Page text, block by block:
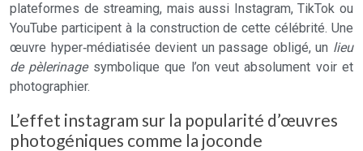
plateformes de streaming, mais aussi Instagram, TikTok ou
YouTube participent à la construction de cette célébrité. Une
œuvre hyper‑médiatisée devient un passage obligé, un lieu
de pèlerinagesymbolique que l’on veut absolument voir et
photographier.
L’effet instagram sur la popularité d’œuvres
photogéniques comme la joconde